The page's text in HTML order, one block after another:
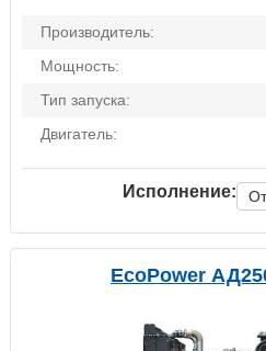
Производитель:
Мощность:
Тип запуска:
Двигатель:
Исполнение:
EcoPower